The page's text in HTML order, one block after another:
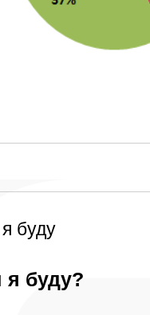
буду
я буду?